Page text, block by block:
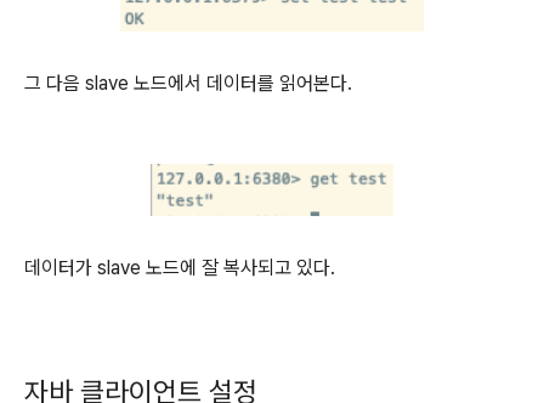
그 다음 slave 노드에서 데이터를 읽어본다.
데이터가 slave 노드에 잘 복사되고 있다.
자바 클라이언트 설정